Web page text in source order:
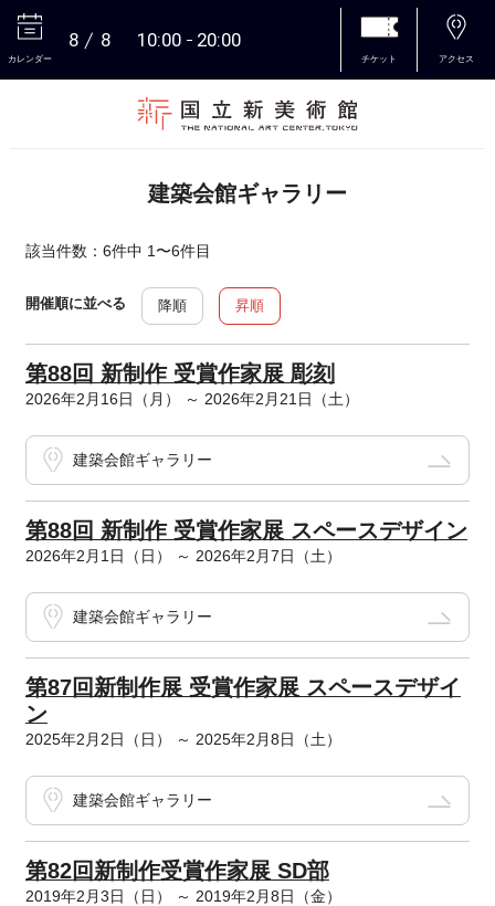
カレンダー
8 8 10:00 20:00
チケット アクセス
建築会館ギャラリー
該当件数：6件中 1〜6件目
開催順に並べる 降順 昇順
第88回 新制作 受賞作家展 彫刻
2026年2月16日（月） ～ 2026年2月21日（土）
建築会館ギャラリー
第88回 新制作 受賞作家展 スペースデザイン
2026年2月1日（日） ～ 2026年2月7日（土）
建築会館ギャラリー
第87回新制作展 受賞作家展 スペースデザイ
ン
2025年2月2日（日） ～ 2025年2月8日（土）
建築会館ギャラリー
第82回新制作受賞作家展 SD部
2019年2月3日（日） ～ 2019年2月8日（金）